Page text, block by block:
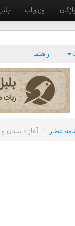
وزن‌یاب
راهنما
عطار / آغاز داستان و